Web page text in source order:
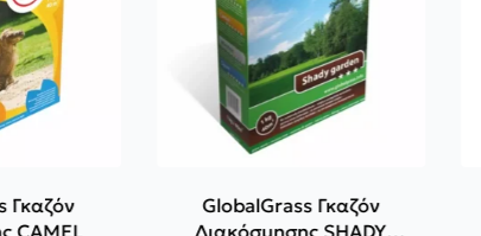
Γκαζόν
GlobalGrass Γκαζόν